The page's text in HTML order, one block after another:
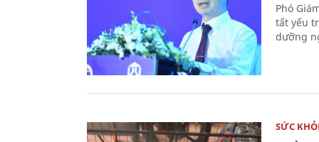
Phó
tất yếu
dưỡng
SỨC